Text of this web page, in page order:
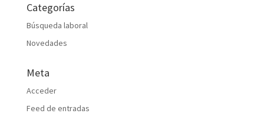
Categorías
Búsqueda laboral
Novedades
Meta
Acceder
Feed de entradas